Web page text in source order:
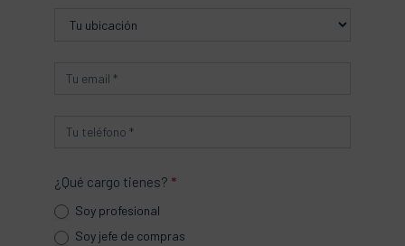
¿Qué cargo tienes? *
Soy profesional
Soy jefe de compras